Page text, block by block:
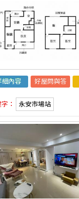
細內容 好屋問與答
： 永安市場站